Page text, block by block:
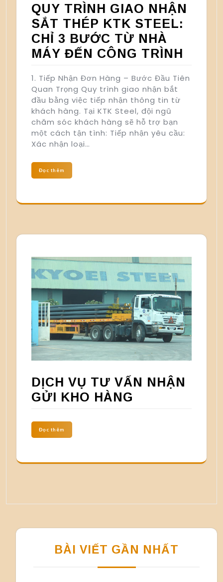
QUY TRÌNH GIAO NHẬN
SẮT THÉP KTK STEEL:
CHỈ 3 BƯỚC TỪ NHÀ
MÁY ĐẾN CÔNG TRÌNH
1. Tiếp Nhận Đơn Hàng – Bước Đầu Tiên
Quan Trọng Quy trình giao nhận bắt
đầu bằng việc tiếp nhận thông tin từ
khách hàng. Tại KTK Steel, đội ngũ
chăm sóc khách hàng sẽ hỗ trợ bạn
một cách tận tình: Tiếp nhận yêu cầu:
Xác nhận loại…
Đọc thêm
DỊCH VỤ TƯ VẤN NHẬN
GỬI KHO HÀNG
Đọc thêm
BÀI VIẾT GẦN NHẤT